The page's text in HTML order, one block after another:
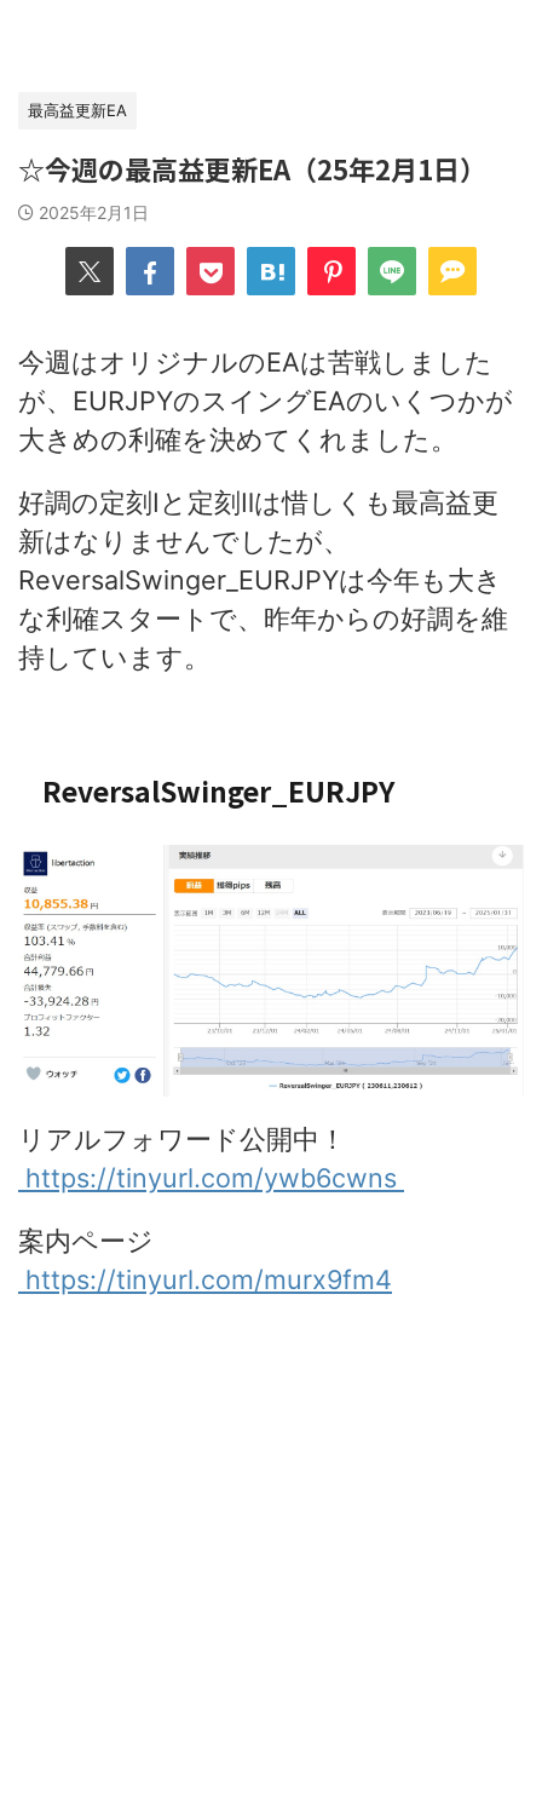
最高益更新EA
☆今週の最高益更新EA（25年2月1日）
2025年2月1日
今週はオリジナルのEAは苦戦しました
が、EURJPYのスイングEAのいくつかが
大きめの利確を決めてくれました。
好調の定刻Ⅰと定刻Ⅱは惜しくも最高益更
新はなりませんでしたが、
ReversalSwinger_EURJPYは今年も大き
な利確スタートで、昨年からの好調を維
持しています。
ReversalSwinger_EURJPY
リアルフォワード公開中！
https://tinyurl.com/ywb6cwns
案内ページ
https://tinyurl.com/murx9fm4